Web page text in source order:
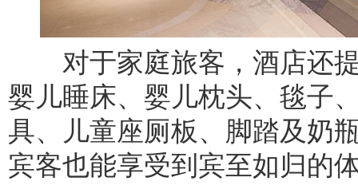
对于家庭旅客，酒店还提
婴儿睡床、婴儿枕头、毯子
具、儿童座厕板、脚踏及奶
宾客也能享受到宾至如归的